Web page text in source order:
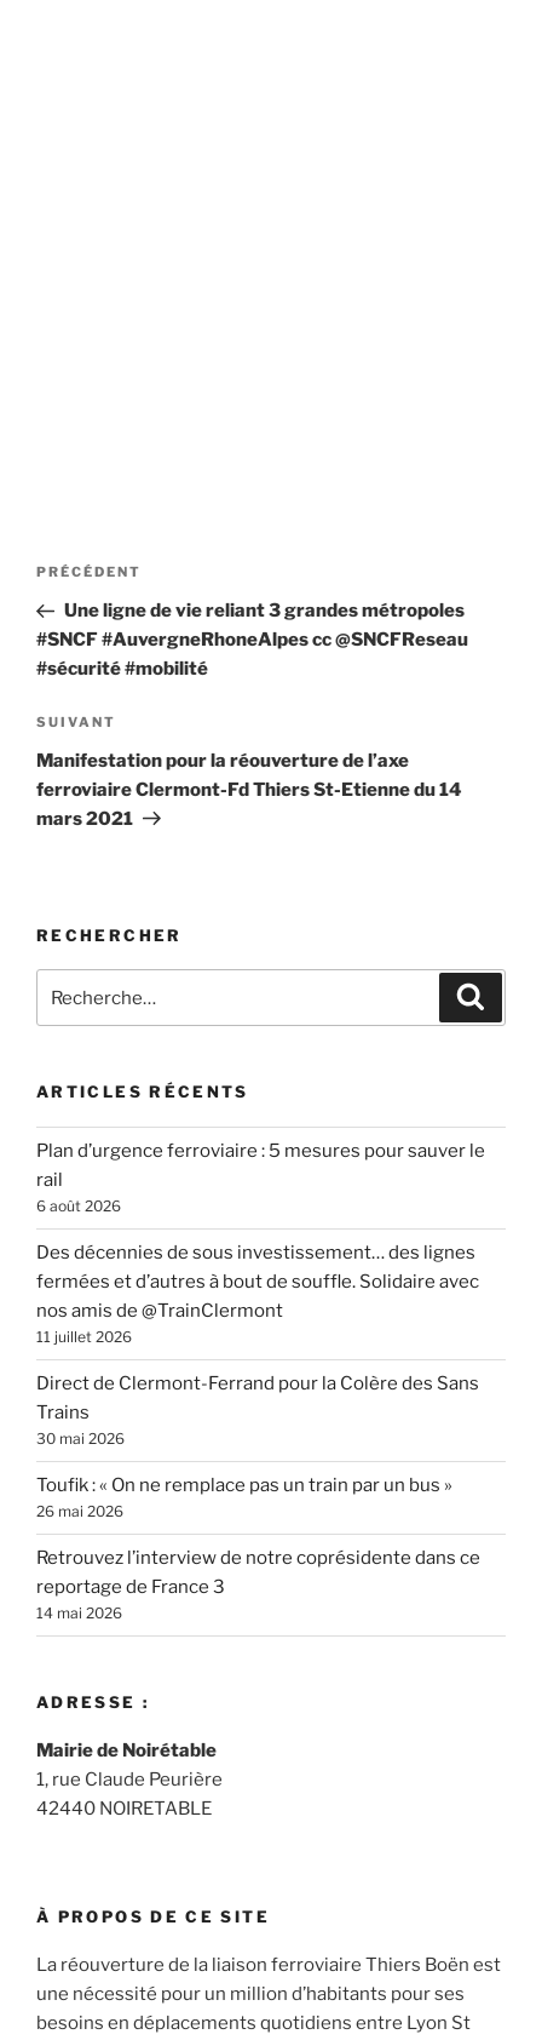
Navigation
l’article
Article
précédent
PRÉCÉDENT
Une ligne de vie reliant 3 grandes métropoles
#SNCF #AuvergneRhoneAlpes cc @SNCFReseau
#sécurité #mobilité
Article
suivant
SUIVANT
Manifestation pour la réouverture de l’axe
ferroviaire Clermont-Fd Thiers St-Etienne du 14
mars 2021
RECHERCHER
pour
ARTICLES RÉCENTS
Plan d’urgence ferroviaire : 5 mesures pour sauver le
rail
6 août 2026
Des décennies de sous investissement… des lignes
fermées et d’autres à bout de souffle. Solidaire avec
nos amis de @TrainClermont
11 juillet 2026
Direct de Clermont-Ferrand pour la Colère des Sans
Trains
30 mai 2026
Toufik : « On ne remplace pas un train par un bus »
26 mai 2026
Retrouvez l’interview de notre coprésidente dans ce
reportage de France 3
14 mai 2026
ADRESSE :
Mairie de Noirétable
1, rue Claude Peurière
42440 NOIRETABLE
À PROPOS DE CE SITE
La réouverture de la liaison ferroviaire Thiers Boën est
une nécessité pour un million d’habitants pour ses
besoins en déplacements quotidiens entre Lyon St